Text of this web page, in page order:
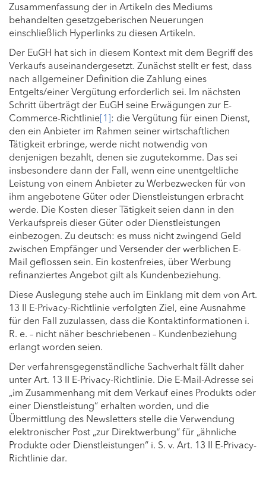
Zusammenfassung der in Artikeln des Mediums
behandelten gesetzgeberischen Neuerungen
einschließlich Hyperlinks zu diesen Artikeln.
Der EuGH hat sich in diesem Kontext mit dem Begriff des
Verkaufs auseinandergesetzt. Zunächst stellt er fest, dass
nach allgemeiner Definition die Zahlung eines
Entgelts/einer Vergütung erforderlich sei. Im nächsten
Schritt überträgt der EuGH seine Erwägungen zur E-
Commerce-Richtlinie[1]: die Vergütung für einen Dienst,
den ein Anbieter im Rahmen seiner wirtschaftlichen
Tätigkeit erbringe, werde nicht notwendig von
denjenigen bezahlt, denen sie zugutekomme. Das sei
insbesondere dann der Fall, wenn eine unentgeltliche
Leistung von einem Anbieter zu Werbezwecken für von
ihm angebotene Güter oder Dienstleistungen erbracht
werde. Die Kosten dieser Tätigkeit seien dann in den
Verkaufspreis dieser Güter oder Dienstleistungen
einbezogen. Zu deutsch: es muss nicht zwingend Geld
zwischen Empfänger und Versender der werblichen E-
Mail geflossen sein. Ein kostenfreies, über Werbung
refinanziertes Angebot gilt als Kundenbeziehung.
Diese Auslegung stehe auch im Einklang mit dem von Art.
13 II E-Privacy-Richtlinie verfolgten Ziel, eine Ausnahme
für den Fall zuzulassen, dass die Kontaktinformationen i.
R. e. – nicht näher beschriebenen – Kundenbeziehung
erlangt worden seien.
Der verfahrensgegenständliche Sachverhalt fällt daher
unter Art. 13 II E-Privacy-Richtlinie. Die E-Mail-Adresse sei
„im Zusammenhang mit dem Verkauf eines Produkts oder
einer Dienstleistung“ erhalten worden, und die
Übermittlung des Newsletters stelle die Verwendung
elektronischer Post „zur Direktwerbung“ für „ähnliche
Produkte oder Dienstleistungen“ i. S. v. Art. 13 II E-Privacy-
Richtlinie dar.